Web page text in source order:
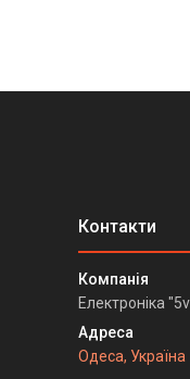
Електроніка
Одеса, Україна